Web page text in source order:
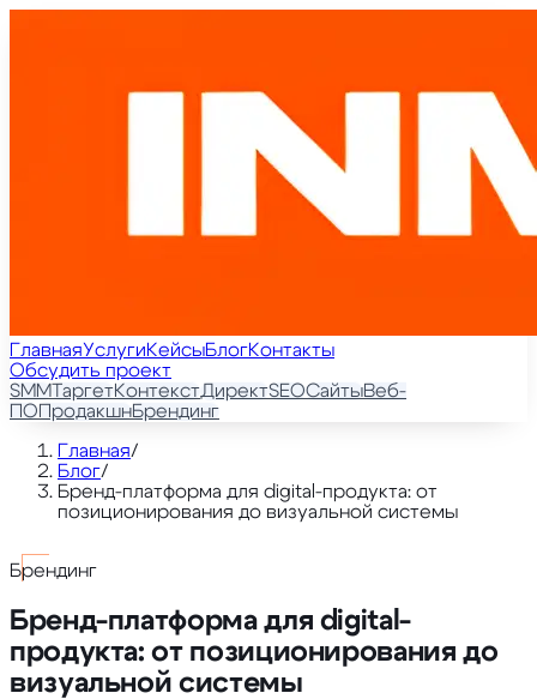
ГлавнаяУслугиКейсыБлогКонтакты
Обсудить проект
SMMТаргетКонтекстДиректSEOСайтыВеб-
ПОПродакшнБрендинг
Главная/
Блог/
Бренд-платформа для digital-продукта: от
позиционирования до визуальной системы
Брендинг
Бренд-платформа для digital-
продукта: от позиционирования до
визуальной системы